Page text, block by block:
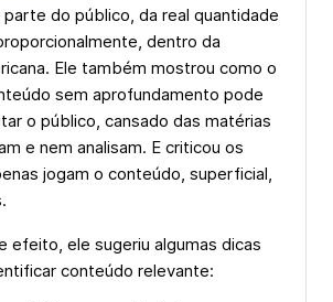
do público, da real quantidade
dentro da
Ele também mostrou como o
sem aprofundamento pode
o público, cansado das matérias
e nem analisam. E criticou os
jogam o conteúdo, superficial,
efeito, ele sugeriu algumas dicas
conteúdo relevante: